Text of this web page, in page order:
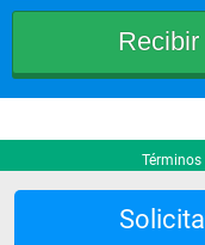
• Clínica y
• Farmacología
Términos